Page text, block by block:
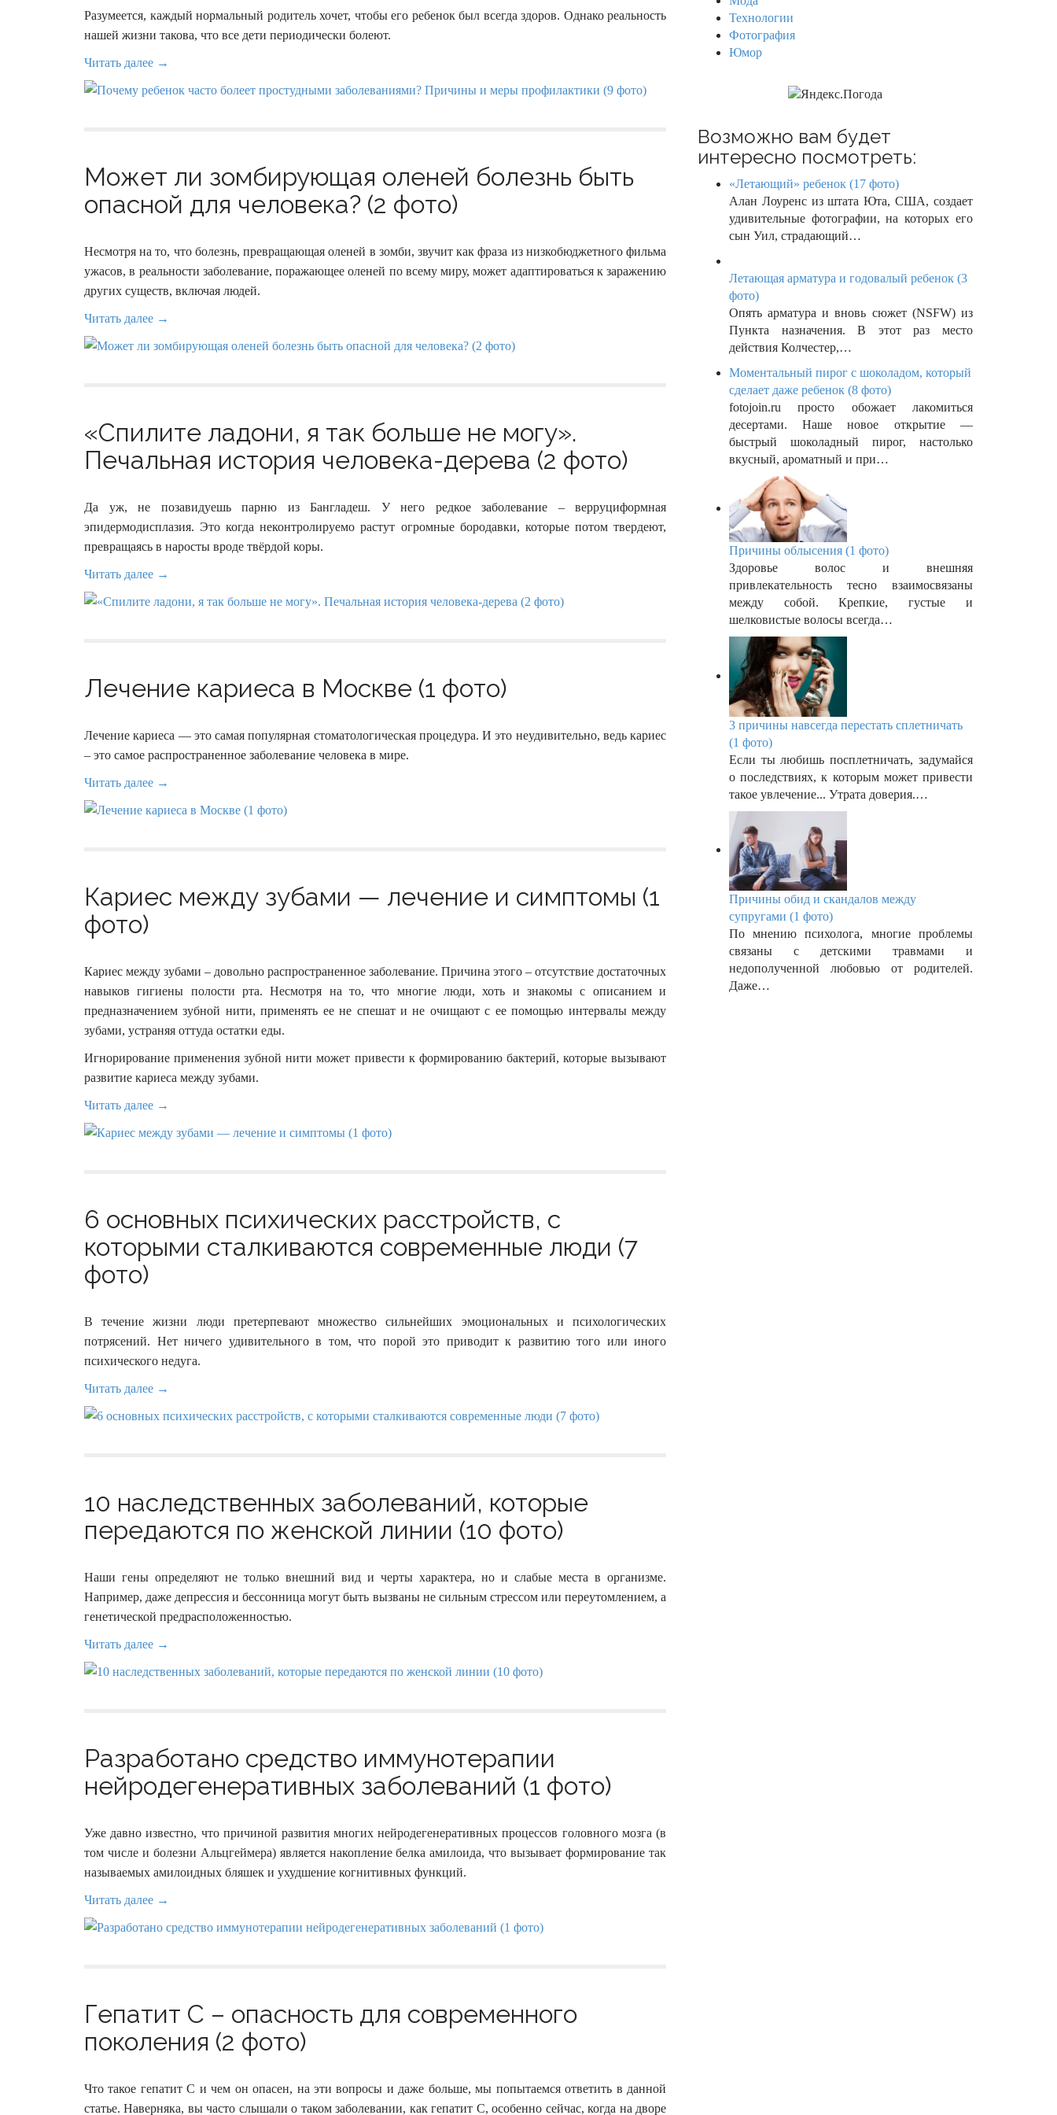
Разумеется, каждый нормальный родитель хочет, чтобы его ребенок был всегда здоров. Однако реальность
нашей жизни такова, что все дети периодически болеют.
Читать далее →
Может ли зомбирующая оленей болезнь быть
опасной для человека? (2 фото)
Несмотря на то, что болезнь, превращающая оленей в зомби, звучит как фраза из низкобюджетного фильма
ужасов, в реальности заболевание, поражающее оленей по всему миру, может адаптироваться к заражению
других существ, включая людей.
Читать далее →
«Спилите ладони, я так больше не могу».
Печальная история человека-дерева (2 фото)
Да уж, не позавидуешь парню из Бангладеш. У него редкое заболевание – верруциформная
эпидермодисплазия. Это когда неконтролируемо растут огромные бородавки, которые потом твердеют,
превращаясь в наросты вроде твёрдой коры.
Читать далее →
Лечение кариеса в Москве (1 фото)
Лечение кариеса — это самая популярная стоматологическая процедура. И это неудивительно, ведь кариес
– это самое распространенное заболевание человека в мире.
Читать далее →
Кариес между зубами — лечение и симптомы (1
фото)
Кариес между зубами – довольно распространенное заболевание. Причина этого – отсутствие достаточных
навыков гигиены полости рта. Несмотря на то, что многие люди, хоть и знакомы с описанием и
предназначением зубной нити, применять ее не спешат и не очищают с ее помощью интервалы между
зубами, устраняя оттуда остатки еды.
Игнорирование применения зубной нити может привести к формированию бактерий, которые вызывают
развитие кариеса между зубами.
Читать далее →
6 основных психических расстройств, c
которыми сталкиваются современные люди (7
фото)
В течение жизни люди претерпевают множество сильнейших эмоциональных и психологических
потрясений. Нет ничего удивительного в том, что порой это приводит к развитию того или иного
психического недуга.
Читать далее →
10 наследственных заболеваний, которые
передаются по женской линии (10 фото)
Наши гены определяют не только внешний вид и черты характера, но и слабые места в организме.
Например, даже депрессия и бессонница могут быть вызваны не сильным стрессом или переутомлением, а
генетической предрасположенностью.
Читать далее →
Разработано средство иммунотерапии
нейродегенеративных заболеваний (1 фото)
Уже давно известно, что причиной развития многих нейродегенеративных процессов головного мозга (в
том числе и болезни Альцгеймера) является накопление белка амилоида, что вызывает формирование так
называемых амилоидных бляшек и ухудшение когнитивных функций.
Читать далее →
Гепатит С – опасность для современного
поколения (2 фото)
Что такое гепатит С и чем он опасен, на эти вопросы и даже больше, мы попытаемся ответить в данной
статье. Наверняка, вы часто слышали о таком заболевании, как гепатит С, особенно сейчас, когда на дворе
Технологии
Фотография
Юмор
Возможно вам будет
интересно посмотреть:
«Летающий» ребенок (17 фото)
Алан Лоуренс из штата Юта, США, создает
удивительные фотографии, на которых его
сын Уил, страдающий…
Летающая арматура и годовалый ребенок (3
фото)
Опять арматура и вновь сюжет (NSFW) из
Пункта назначения. В этот раз место
действия Колчестер,…
Моментальный пирог с шоколадом, который
сделает даже ребенок (8 фото)
fotojoin.ru просто обожает лакомиться
десертами. Наше новое открытие —
быстрый шоколадный пирог, настолько
вкусный, ароматный и при…
Причины облысения (1 фото)
Здоровье волос и внешняя
привлекательность тесно взаимосвязаны
между собой. Крепкие, густые и
шелковистые волосы всегда…
3 причины навсегда перестать сплетничать
(1 фото)
Если ты любишь посплетничать, задумайся
о последствиях, к которым может привести
такое увлечение... Утрата доверия.…
Причины обид и скандалов между
супругами (1 фото)
По мнению психолога, многие проблемы
связаны с детскими травмами и
недополученной любовью от родителей.
Даже…